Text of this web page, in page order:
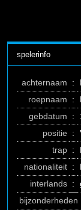
spelerinfo
achternaam :
roepnaam
:
gebdatum
:
positie :
trap :
nationaliteit :
interlands :
bijzonderheden